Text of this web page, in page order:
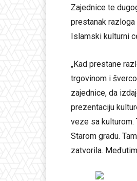
Zajednice te
prestanak
Islamski kulturni
„Kad prestane
trgovinom i
zajednice, da
prezentaciju
veze sa kulturom.
Starom gradu.
zatvorila.